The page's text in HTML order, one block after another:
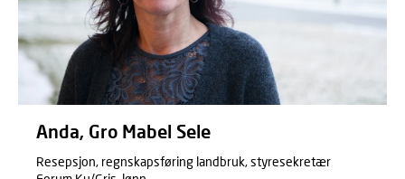
Anda, Gro Mabel Sele
Resepsjon, regnskapsføring landbruk, styresekretær